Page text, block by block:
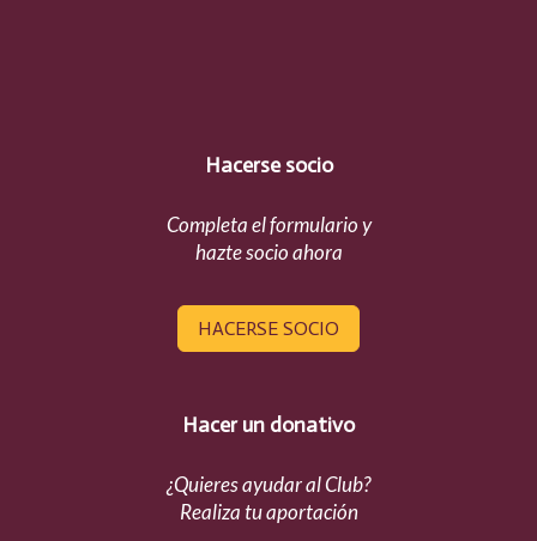
Hacerse socio
Completa el formulario y
hazte socio ahora
HACERSE SOCIO
Hacer un donativo
¿Quieres ayudar al Club?
Realiza tu aportación